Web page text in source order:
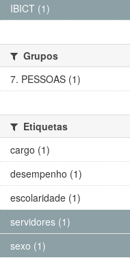
IBICT (1)
Grupos
7. PESSOAS (1)
Etiquetas
cargo (1)
desempenho (1)
escolaridade (1)
servidores (1)
sexo (1)